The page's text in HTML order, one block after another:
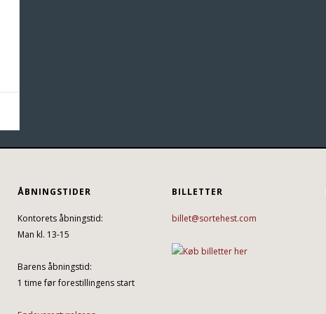
ÅBNINGSTIDER
Kontorets åbningstid:
Man kl. 13-15
Barens åbningstid:
1 time før forestillingens start
BILLETTER
billet@sortehest.com